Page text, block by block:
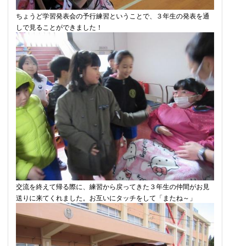
ちょうど学習発表会の予行練習ということで、３年生の発表を通
しで見ることができました！
交流を終えて帰る際に、練習から戻ってきた３年生の仲間がお見
送りに来てくれました。お互いにタッチをして「またね～」